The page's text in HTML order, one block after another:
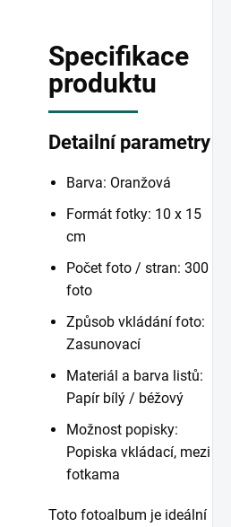
Specifikace
produktu
Detailní parametry
Barva: Oranžová
Formát fotky: 10 x 15
cm
Počet foto / stran: 300
foto
Způsob vkládání foto:
Zasunovací
Materiál a barva listů:
Papír bílý / béžový
Možnost popisky:
Popiska vkládací, mezi
fotkama
Toto fotoalbum je ideální